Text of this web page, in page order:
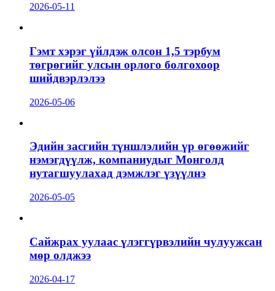
2026-05-11
Гэмт хэрэг үйлдэж олсон 1,5 тэрбум
төгрөгийг улсын орлого болгохоор
шийдвэрлэлээ
2026-05-06
Эдийн засгийн түншлэлийн үр өгөөжийг
нэмэгдүүлж, компаниудыг Монголд
нутагшуулахад дэмжлэг үзүүлнэ
2026-05-05
Сайжрах уулаас үлэггүрвэлийн чулуужсан
мөр олджээ
2026-04-17